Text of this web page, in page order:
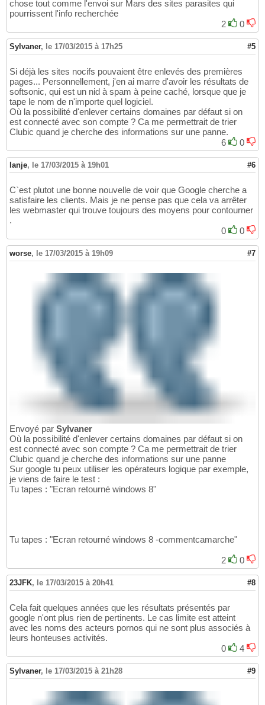
chose tout comme l'envoi sur Mars des sites parasites qui
pourrissent l'info recherchée
2
0
Sylvaner, le 17/03/2015 à 17h25 #5
Si déjà les sites nocifs pouvaient être enlevés des premières
pages... Personnellement, j'en ai marre d'avoir les résultats de
softsonic, qui est un nid à spam à peine caché, lorsque que je
tape le nom de n'importe quel logiciel.
Où la possibilité d'enlever certains domaines par défaut si on
est connecté avec son compte ? Ca me permettrait de trier
Clubic quand je cherche des informations sur une panne.
6
0
lanje, le 17/03/2015 à 19h01 #6
C`est plutot une bonne nouvelle de voir que Google cherche a
satisfaire les clients. Mais je ne pense pas que cela va arrêter
les webmaster qui trouve toujours des moyens pour contourner
.
0
0
worse, le 17/03/2015 à 19h09 #7
Envoyé par Sylvaner
Où la possibilité d'enlever certains domaines par défaut si on
est connecté avec son compte ? Ca me permettrait de trier
Clubic quand je cherche des informations sur une panne
Sur google tu peux utiliser les opérateurs logique par exemple,
je viens de faire le test :
Tu tapes : "Ecran retourné windows 8"
Tu tapes : "Ecran retourné windows 8 -commentcamarche"
2 0
23JFK, le 17/03/2015 à 20h41 #8
Cela fait quelques années que les résultats présentés par
google n'ont plus rien de pertinents. Le cas limite est atteint
avec les noms des acteurs pornos qui ne sont plus associés à
leurs honteuses activités.
0
4
Sylvaner, le 17/03/2015 à 21h28 #9